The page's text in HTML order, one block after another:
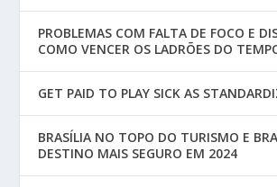
PROBLEMAS COM FALTA DE FOCO E
COMO VENCER OS LADRÕES DO
GET PAID TO PLAY SICK AS
BRASÍLIA NO TOPO DO TURISMO E
DESTINO MAIS SEGURO EM 2024